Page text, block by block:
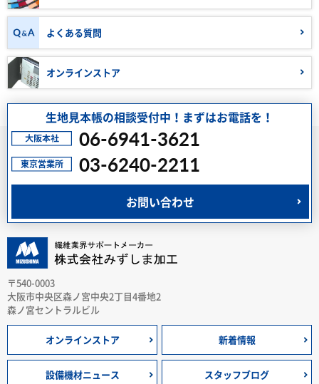
よくある質問
オンラインストア
生地見本帳の相談受付中！まずはお電話を！
06-6941-3621
03-6240-2211
お問い合わせ
〒540-0003
大阪市中央区森ノ宮中央2丁目4番地2
森ノ宮セントラルビル
オンラインストア 新着情報
設備機材ニュース スタッフブログ